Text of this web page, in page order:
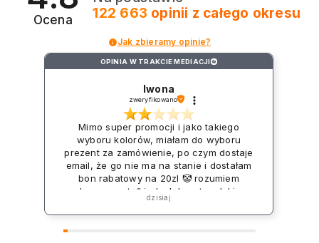
Ocena
122 663 opinii z całego okresu
Jak zbieramy opinie?
OPINIA W TRAKCIE MEDIACJI ?
Iwona
zweryfikowano
Mimo super promocji i jako takiego
wyboru kolorów, miałam do wyboru
prezent za zamówienie, po czym dostaje
email, że go nie ma na stanie i dostałam
bon rabatowy na 20zl 🤡 rozumiem
„rekompensatę” jednak koszt np lakieru
to 39zł plus koszt przesyłki co jest w
żaden sposób niezadowalające.
dzisiaj